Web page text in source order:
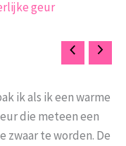
ik als ik een warme
die meteen een
zwaar te worden. De